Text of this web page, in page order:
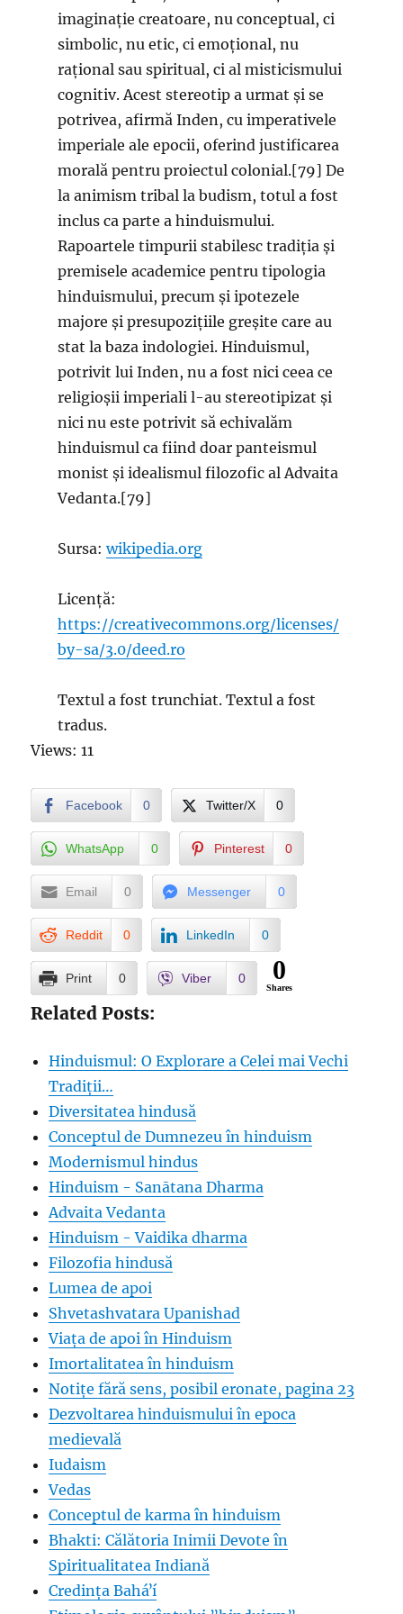
imaginație creatoare, nu conceptual, ci
simbolic, nu etic, ci emoțional, nu
rațional sau spiritual, ci al misticismului
cognitiv. Acest stereotip a urmat și se
potrivea, afirmă Inden, cu imperativele
imperiale ale epocii, oferind justificarea
morală pentru proiectul colonial.[79] De
la animism tribal la budism, totul a fost
inclus ca parte a hinduismului.
Rapoartele timpurii stabilesc tradiția și
premisele academice pentru tipologia
hinduismului, precum și ipotezele
majore și presupozițiile greșite care au
stat la baza indologiei. Hinduismul,
potrivit lui Inden, nu a fost nici ceea ce
religioșii imperiali l-au stereotipizat și
nici nu este potrivit să echivalăm
hinduismul ca fiind doar panteismul
monist și idealismul filozofic al Advaita
Vedanta.[79]
Sursa:wikipedia.org
Licență:
https://creativecommons.org/licenses/
by-sa/3.0/deed.ro
Textul a fost trunchiat. Textul a fost
tradus.
Views: 11
Facebook 0 Twitter/X 0
WhatsApp 0 Pinterest 0
Email 0 Messenger 0
Reddit 0 LinkedIn 0
Print 0 Viber 0 0
Shares
Related Posts:
Hinduismul: O Explorare a Celei mai Vechi
Tradiții…
Diversitatea hindusă
Conceptul de Dumnezeu în hinduism
Modernismul hindus
Hinduism - Sanātana Dharma
Advaita Vedanta
Hinduism - Vaidika dharma
Filozofia hindusă
Lumea de apoi
Shvetashvatara Upanishad
Viața de apoi în Hinduism
Imortalitatea în hinduism
Notițe fără sens, posibil eronate, pagina 23
Dezvoltarea hinduismului în epoca
medievală
Iudaism
Vedas
Conceptul de karma în hinduism
Bhakti: Călătoria Inimii Devote în
Spiritualitatea Indiană
Credința Baháʼí